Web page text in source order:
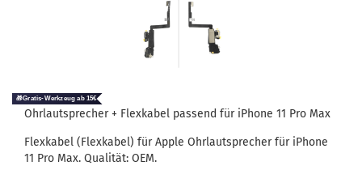
Ohr­laut­spre­cher + Flex­ka­bel pas­send für iPho­ne 11 Pro Max
Flex­ka­bel (Flex­ka­bel) für Apple Ohr­laut­spre­cher für iPho­ne
11 Pro Max. Qua­li­tät: OEM.